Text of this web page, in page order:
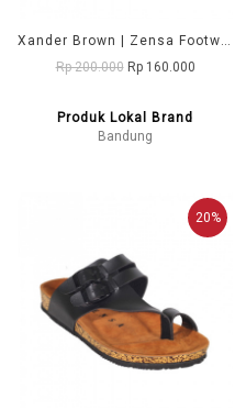
Xander Brown | Zensa Footwear Sandal Jepit Pria Casual
Rp 200.000 Rp 160.000
Produk Lokal Brand
Bandung
20%